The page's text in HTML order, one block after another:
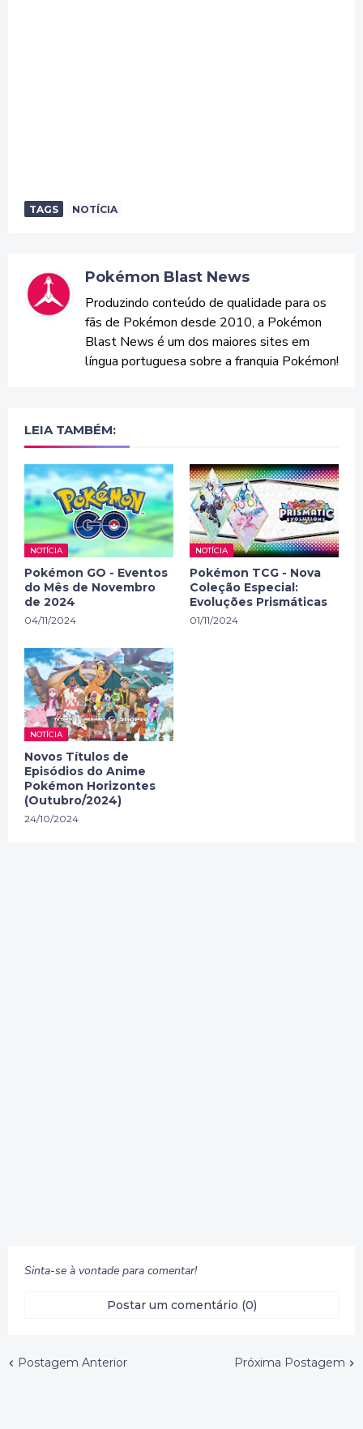
TAGS NOTÍCIA
Pokémon Blast News
Produzindo conteúdo de qualidade para os
fãs de Pokémon desde 2010, a Pokémon
Blast News é um dos maiores sites em
língua portuguesa sobre a franquia Pokémon!
LEIA TAMBÉM:
NOTÍCIA
Pokémon GO - Eventos
do Mês de Novembro
de 2024
04/11/2024
NOTÍCIA
Pokémon TCG - Nova
Coleção Especial:
Evoluções Prismáticas
01/11/2024
NOTÍCIA
Novos Títulos de
Episódios do Anime
Pokémon Horizontes
(Outubro/2024)
24/10/2024
Sinta-se à vontade para comentar!
Postar um comentário (0)
Postagem Anterior Próxima Postagem